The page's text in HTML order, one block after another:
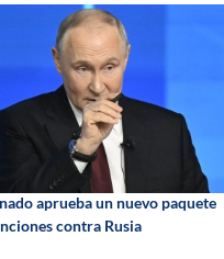
aprueba un nuevo paquete
contra Rusia